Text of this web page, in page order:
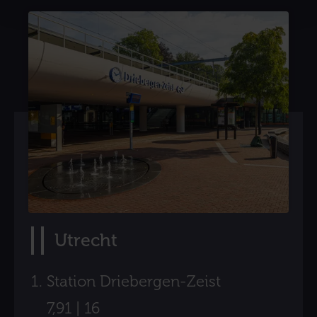
Utrecht
Station Driebergen-Zeist
7,91 | 16